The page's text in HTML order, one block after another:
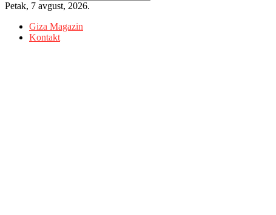
Petak, 7 avgust, 2026.
Giza Magazin
Kontakt